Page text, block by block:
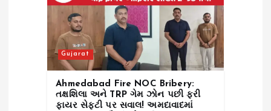
Gujarat
Ahmedabad Fire NOC Bribery:
તક્ષશિલા અને TRP ગેમ ઝોન પછી ફરી
ફાયર સેફ્ટી પર સવાલ! અમદાવાદમાં